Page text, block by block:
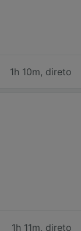
1h 10m, direto
1h 11m, direto